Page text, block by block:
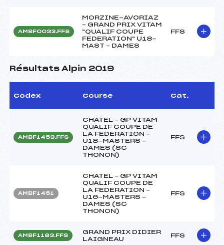
AMBF0033.FFS
MORZINE-AVORIAZ
– GRAND PRIX VITAM
"QUALIF COUPE
FEDERATION" U18-
MAST – DAMES
FFS
Résultats Alpin 2019
Codex Course Cat.
AMBF1453.FFS
CHATEL – GP VITAM
QUALIF COUPE DE
LA FEDERATION –
U18-MASTERS –
DAMES (SC
THONON)
FFS
AMBF1451
CHATEL – GP VITAM
QUALIF COUPE DE
LA FEDERATION –
U16-MASTERS –
DAMES (SC
THONON)
FFS
AMBF1183.FFS
GRAND PRIX DIDIER
LAIGNEAU
FFS